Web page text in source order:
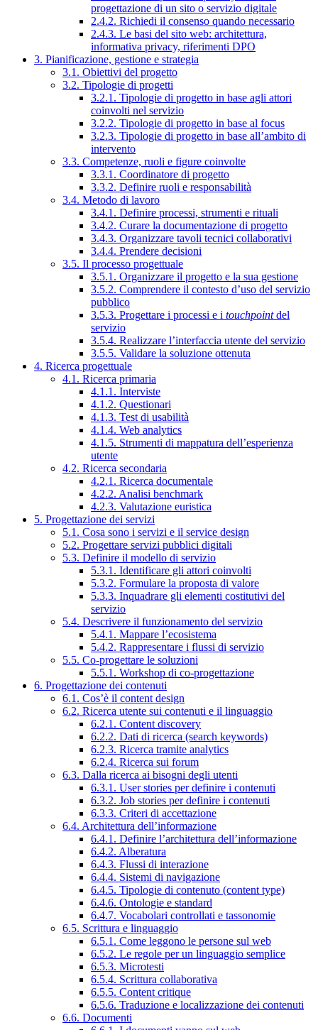
progettazione di un sito o servizio digitale
2.4.2. Richiedi il consenso quando necessario
2.4.3. Le basi del sito web: architettura,
informativa privacy, riferimenti DPO
3. Pianificazione, gestione e strategia
3.1. Obiettivi del progetto
3.2. Tipologie di progetti
3.2.1. Tipologie di progetto in base agli attori
coinvolti nel servizio
3.2.2. Tipologie di progetto in base al focus
3.2.3. Tipologie di progetto in base all’ambito di
intervento
3.3. Competenze, ruoli e figure coinvolte
3.3.1. Coordinatore di progetto
3.3.2. Definire ruoli e responsabilità
3.4. Metodo di lavoro
3.4.1. Definire processi, strumenti e rituali
3.4.2. Curare la documentazione di progetto
3.4.3. Organizzare tavoli tecnici collaborativi
3.4.4. Prendere decisioni
3.5. Il processo progettuale
3.5.1. Organizzare il progetto e la sua gestione
3.5.2. Comprendere il contesto d’uso del servizio
pubblico
3.5.3. Progettare i processi e i touchpointdel
servizio
3.5.4. Realizzare l’interfaccia utente del servizio
3.5.5. Validare la soluzione ottenuta
4. Ricerca progettuale
4.1. Ricerca primaria
4.1.1. Interviste
4.1.2. Questionari
4.1.3. Test di usabilità
4.1.4. Web analytics
4.1.5. Strumenti di mappatura dell’esperienza
utente
4.2. Ricerca secondaria
4.2.1. Ricerca documentale
4.2.2. Analisi benchmark
4.2.3. Valutazione euristica
5. Progettazione dei servizi
5.1. Cosa sono i servizi e il service design
5.2. Progettare servizi pubblici digitali
5.3. Definire il modello di servizio
5.3.1. Identificare gli attori coinvolti
5.3.2. Formulare la proposta di valore
5.3.3. Inquadrare gli elementi costitutivi del
servizio
5.4. Descrivere il funzionamento del servizio
5.4.1. Mappare l’ecosistema
5.4.2. Rappresentare i flussi di servizio
5.5. Co-progettare le soluzioni
5.5.1. Workshop di co-progettazione
6. Progettazione dei contenuti
6.1. Cos’è il content design
6.2. Ricerca utente sui contenuti e il linguaggio
6.2.1. Content discovery
6.2.2. Dati di ricerca (search keywords)
6.2.3. Ricerca tramite analytics
6.2.4. Ricerca sui forum
6.3. Dalla ricerca ai bisogni degli utenti
6.3.1. User stories per definire i contenuti
6.3.2. Job stories per definire i contenuti
6.3.3. Criteri di accettazione
6.4. Architettura dell’informazione
6.4.1. Definire l’architettura dell’informazione
6.4.2. Alberatura
6.4.3. Flussi di interazione
6.4.4. Sistemi di navigazione
6.4.5. Tipologie di contenuto (content type)
6.4.6. Ontologie e standard
6.4.7. Vocabolari controllati e tassonomie
6.5. Scrittura e linguaggio
6.5.1. Come leggono le persone sul web
6.5.2. Le regole per un linguaggio semplice
6.5.3. Microtesti
6.5.4. Scrittura collaborativa
6.5.5. Content critique
6.5.6. Traduzione e localizzazione dei contenuti
6.6. Documenti